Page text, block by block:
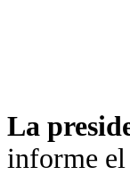
La
informe el